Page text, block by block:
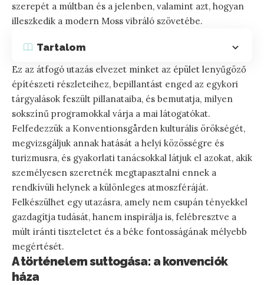
szerepét a múltban és a jelenben, valamint azt, hogyan
illeszkedik a modern Moss vibráló szövetébe.
Tartalom
Ez az átfogó utazás elvezet minket az épület lenyűgöző
építészeti részleteihez, bepillantást enged az egykori
tárgyalások feszült pillanataiba, és bemutatja, milyen
sokszínű programokkal várja a mai látogatókat.
Felfedezzük a Konventionsgården kulturális örökségét,
megvizsgáljuk annak hatását a helyi közösségre és
turizmusra, és gyakorlati tanácsokkal látjuk el azokat, akik
személyesen szeretnék megtapasztalni ennek a
rendkívüli helynek a különleges atmoszféráját.
Felkészülhet egy utazásra, amely nem csupán tényekkel
gazdagítja tudását, hanem inspirálja is, felébresztve a
múlt iránti tiszteletet és a béke fontosságának mélyebb
megértését.
A történelem suttogása: a konvenciók
háza